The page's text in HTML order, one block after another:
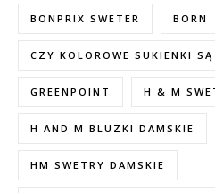
BONPRIX SWETER BORN
CZY KOLOROWE SUKIENKI SĄ
GREENPOINT H & M
H AND M BLUZKI DAMSKIE
HM SWETRY DAMSKIE